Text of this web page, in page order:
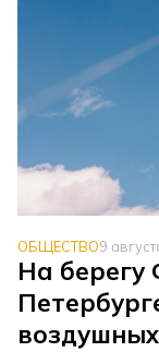
ОБЩЕСТВО9
На берегу